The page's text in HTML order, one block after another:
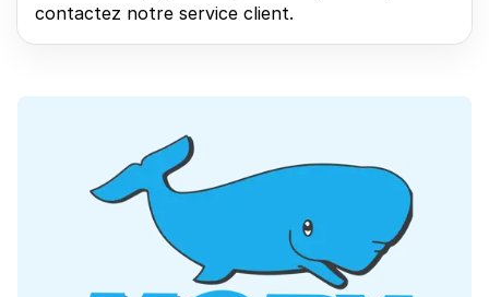
contactez notre service client.